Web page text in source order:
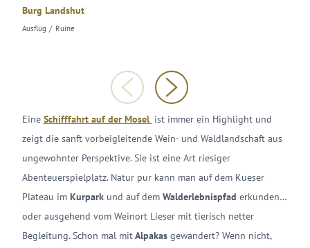
Burg Landshut
Ausflug Ruine
Eine Schifffahrt auf der Mosel ist immer ein Highlight und
zeigt die sanft vorbeigleitende Wein- und Waldlandschaft aus
ungewohnter Perspektive. Sie ist eine Art riesiger
Abenteuerspielplatz. Natur pur kann man auf dem Kueser
Plateau im Kurpark und auf dem Walderlebnispfad erkunden…
oder ausgehend vom Weinort Lieser mit tierisch netter
Begleitung. Schon mal mitAlpakas gewandert? Wenn nicht,